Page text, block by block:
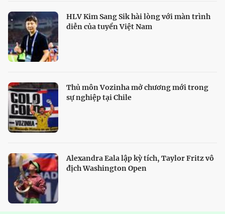
HLV Kim Sang Sik hài lòng với màn trình
diễn của tuyển Việt Nam
Thủ môn Vozinha mở chương mới trong
sự nghiệp tại Chile
Alexandra Eala lập kỳ tích, Taylor Fritz vô
địch Washington Open